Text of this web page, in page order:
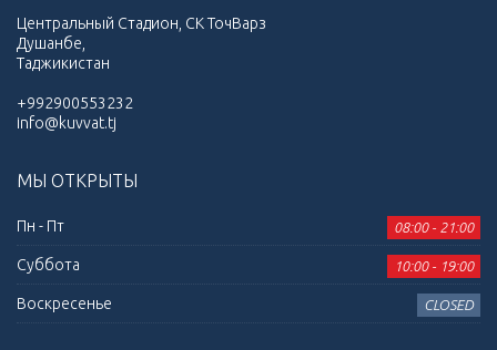
Центральный Стадион, СК ТочВарз
Душанбе,
Таджикистан
+992900553232
info@kuvvat.tj
МЫ ОТКРЫТЫ
Пн - Пт 08:00 - 21:00
Суббота 10:00 - 19:00
Воскресенье CLOSED